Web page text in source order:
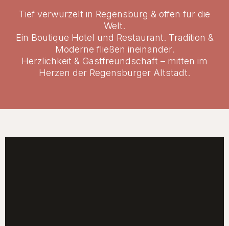
Tief verwurzelt in Regensburg & offen für die
Welt.
Ein Boutique Hotel und Restaurant. Tradition &
Moderne fließen ineinander.
Herzlichkeit & Gastfreundschaft – mitten im
Herzen der Regensburger Altstadt.